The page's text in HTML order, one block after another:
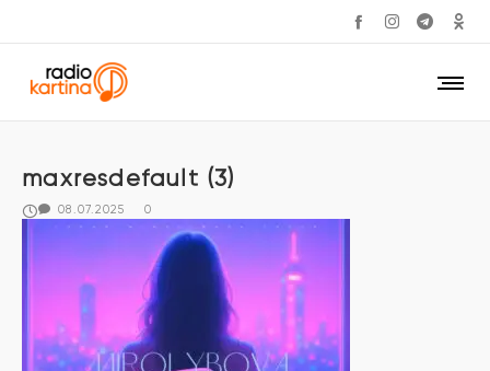
maxresdefault (3)
08.07.2025 0